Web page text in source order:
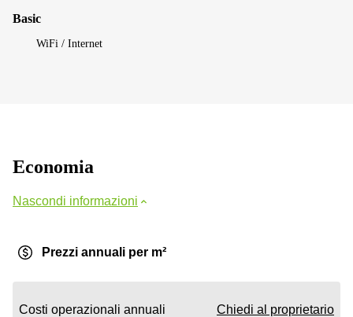
Basic
WiFi / Internet
Economia
Nascondi informazioni
Prezzi annuali per m²
Costi operazionali annuali Chiedi al proprietario